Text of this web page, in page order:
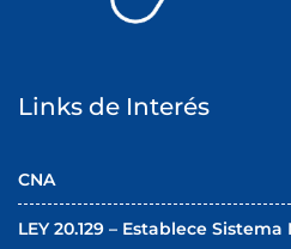
Links de Interés
CNA
LEY 20.129 – Establece